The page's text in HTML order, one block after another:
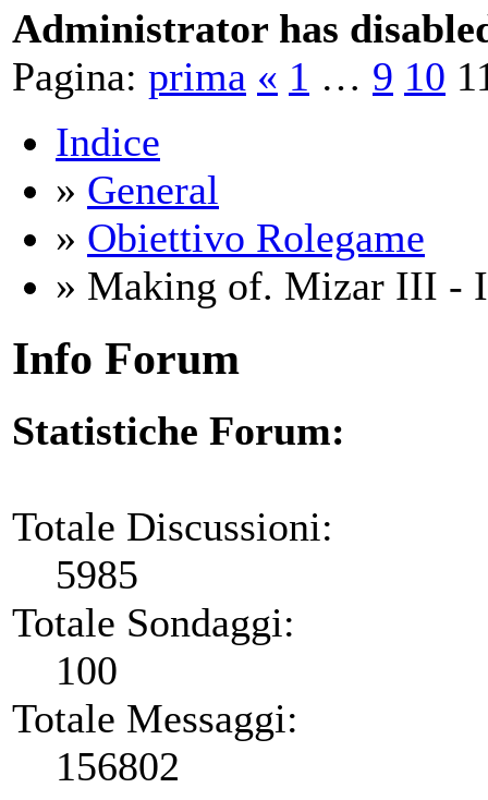
Administrator has
Pagina: prima « 1 … 9 10
Indice
» General
» Obiettivo Rolegame
» Making of. Mizar III -
Info Forum
Statistiche Forum:
Totale Discussioni:
5985
Totale Sondaggi:
100
Totale Messaggi:
156802